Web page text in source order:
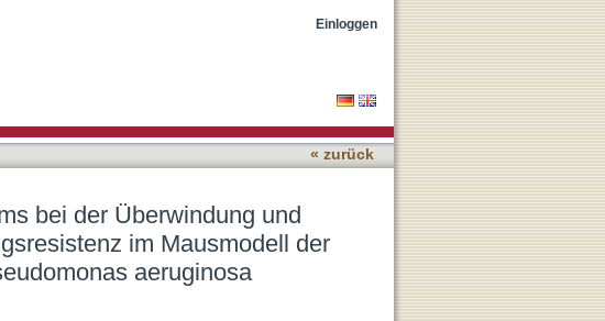
durch Pseudomonas
Einloggen
« zurück
bei der Überwindung und
im Mausmodell der
aeruginosa